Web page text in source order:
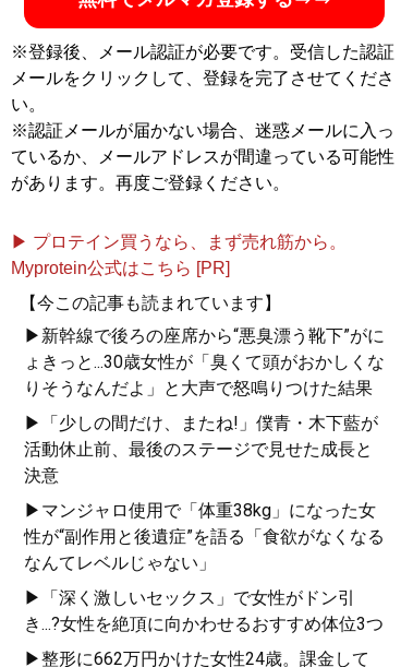
※登録後、メール認証が必要です。受信した認証
メールをクリックして、登録を完了させてくださ
い。
※認証メールが届かない場合、迷惑メールに入っ
ているか、メールアドレスが間違っている可能性
があります。再度ご登録ください。
▶ プロテイン買うなら、まず売れ筋から。
Myprotein公式はこちら [PR]
【今この記事も読まれています】
▶新幹線で後ろの座席から“悪臭漂う靴下”がに
ょきっと...30歳女性が「臭くて頭がおかしくな
りそうなんだよ」と大声で怒鳴りつけた結果
▶「少しの間だけ、またね!」僕青・木下藍が
活動休止前、最後のステージで見せた成長と
決意
▶マンジャロ使用で「体重38kg」になった女
性が“副作用と後遺症”を語る「食欲がなくなる
なんてレベルじゃない」
▶「深く激しいセックス」で女性がドン引
き...?女性を絶頂に向かわせるおすすめ体位3つ
▶整形に662万円かけた女性24歳。課金して